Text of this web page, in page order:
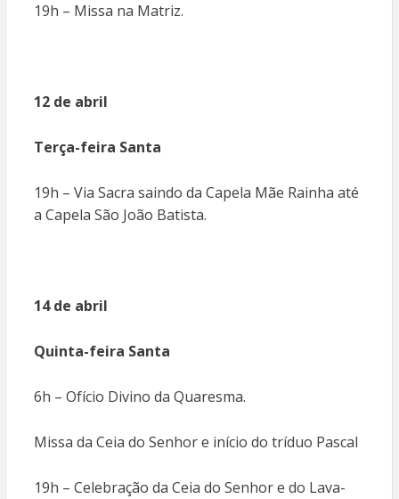
19h – Missa na Matriz.
12 de abril
Terça-feira Santa
19h – Via Sacra saindo da Capela Mãe Rainha até
a Capela São João Batista.
14 de abril
Quinta-feira Santa
6h – Ofício Divino da Quaresma.
Missa da Ceia do Senhor e início do tríduo Pascal
19h – Celebração da Ceia do Senhor e do Lava-